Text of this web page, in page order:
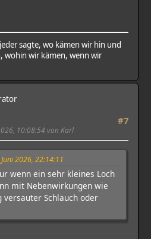
sagte, wo kämen wir hin und
wohin wir kämen, wenn wir
#7
10:08:54 von Karl
2026, 22:14:11
wenn ein sehr kleines Loch
mit Nebenwirkungen wie
Schlauch oder